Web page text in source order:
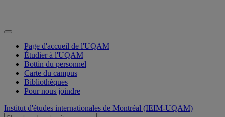
Page d'accueil de l'UQAM
Étudier à l'UQAM
Bottin du personnel
Carte du campus
Bibliothèques
Pour nous joindre
Institut d'études internationales de Montréal (IEIM-UQAM)